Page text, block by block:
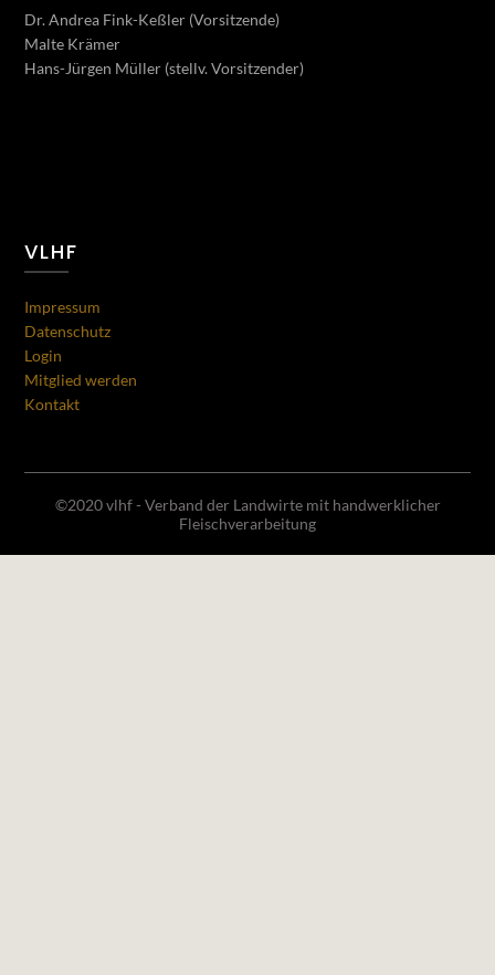
Dr. Andrea Fink-Keßler (Vorsitzende)
Malte Krämer
Hans-Jürgen Müller (stellv. Vorsitzender)
VLHF
Impressum
Datenschutz
Login
Mitglied werden
Kontakt
©2020 vlhf - Verband der Landwirte mit handwerklicher
Fleischverarbeitung